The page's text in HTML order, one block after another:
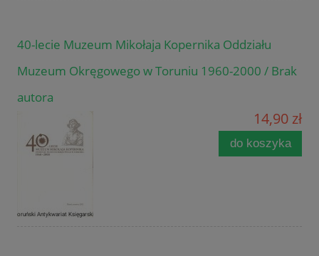
40-lecie Muzeum Mikołaja Kopernika Oddziału
Muzeum Okręgowego w Toruniu 1960-2000 / Brak
autora
14,90 zł
do koszyka